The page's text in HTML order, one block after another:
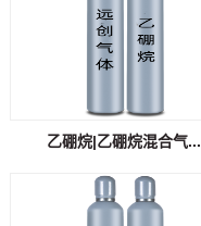
乙硼烷|乙硼烷混合气...